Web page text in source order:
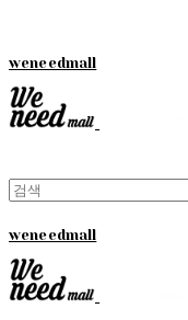
weneedmall
weneedmall